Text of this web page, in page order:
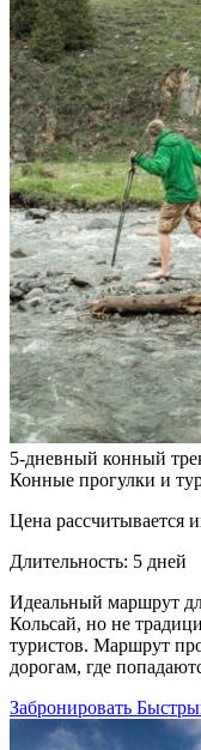
5-дневный конный
Конные прогулки и
Цена рассчитывается
Длительность: 5 дней
Идеальный маршрут
Кольсай, но не
туристов. Маршрут
дорогам, где
Забронировать